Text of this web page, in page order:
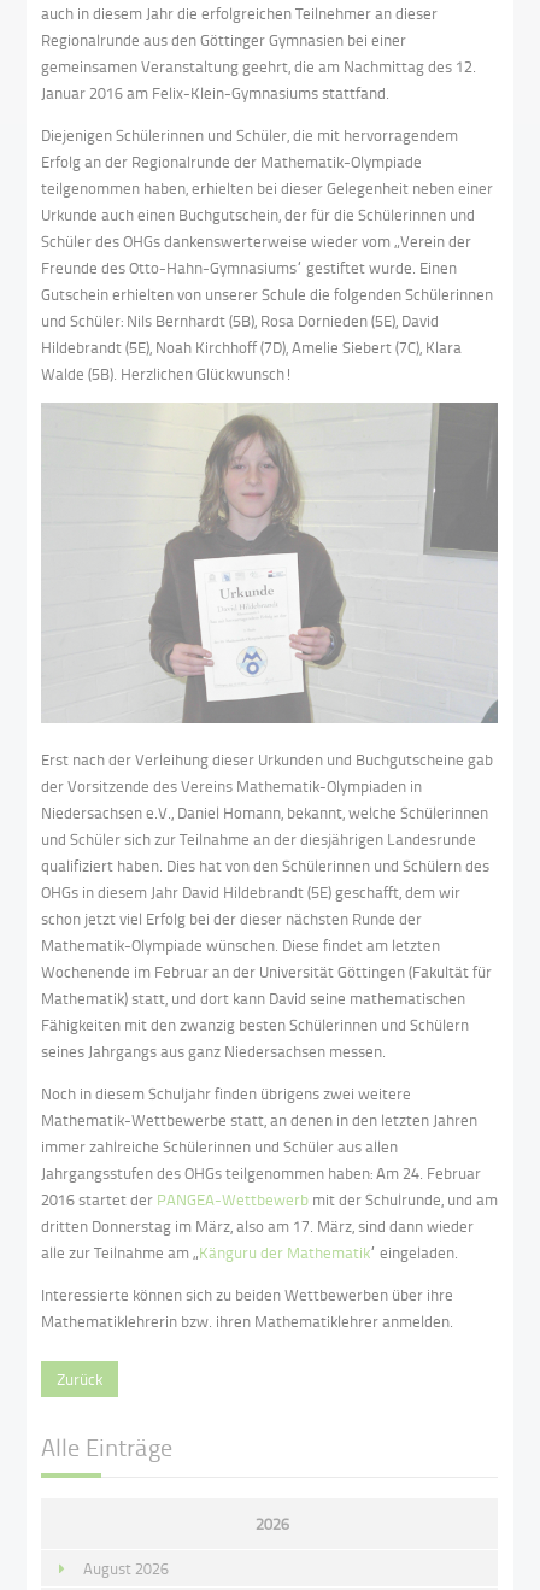
auch in diesem Jahr die erfolgreichen Teilnehmer an dieser
Regionalrunde aus den Göttinger Gymnasien bei einer
gemeinsamen Veranstaltung geehrt, die am Nachmittag des 12.
Januar 2016 am Felix-Klein-Gymnasiums stattfand.
Diejenigen Schülerinnen und Schüler, die mit hervorragendem
Erfolg an der Regionalrunde der Mathematik-Olympiade
teilgenommen haben, erhielten bei dieser Gelegenheit neben einer
Urkunde auch einen Buchgutschein, der für die Schülerinnen und
Schüler des OHGs dankenswerterweise wieder vom „Verein der
Freunde des Otto-Hahn-Gymnasiums“ gestiftet wurde. Einen
Gutschein erhielten von unserer Schule die folgenden Schülerinnen
und Schüler: Nils Bernhardt (5B), Rosa Dornieden (5E), David
Hildebrandt (5E), Noah Kirchhoff (7D), Amelie Siebert (7C), Klara
Walde (5B). Herzlichen Glückwunsch!
Erst nach der Verleihung dieser Urkunden und Buchgutscheine gab
der Vorsitzende des Vereins Mathematik-Olympiaden in
Niedersachsen e.V., Daniel Homann, bekannt, welche Schülerinnen
und Schüler sich zur Teilnahme an der diesjährigen Landesrunde
qualifiziert haben. Dies hat von den Schülerinnen und Schülern des
OHGs in diesem Jahr David Hildebrandt (5E) geschafft, dem wir
schon jetzt viel Erfolg bei der dieser nächsten Runde der
Mathematik-Olympiade wünschen. Diese findet am letzten
Wochenende im Februar an der Universität Göttingen (Fakultät für
Mathematik) statt, und dort kann David seine mathematischen
Fähigkeiten mit den zwanzig besten Schülerinnen und Schülern
seines Jahrgangs aus ganz Niedersachsen messen.
Noch in diesem Schuljahr finden übrigens zwei weitere
Mathematik-Wettbewerbe statt, an denen in den letzten Jahren
immer zahlreiche Schülerinnen und Schüler aus allen
Jahrgangsstufen des OHGs teilgenommen haben: Am 24. Februar
2016 startet der PANGEA-Wettbewerb mit der Schulrunde, und am
dritten Donnerstag im März, also am 17. März, sind dann wieder
alle zur Teilnahme am „Känguru der Mathematik“ eingeladen.
Interessierte können sich zu beiden Wettbewerben über ihre
Mathematiklehrerin bzw. ihren Mathematiklehrer anmelden.
Zurück
Alle Einträge
2026
August 2026